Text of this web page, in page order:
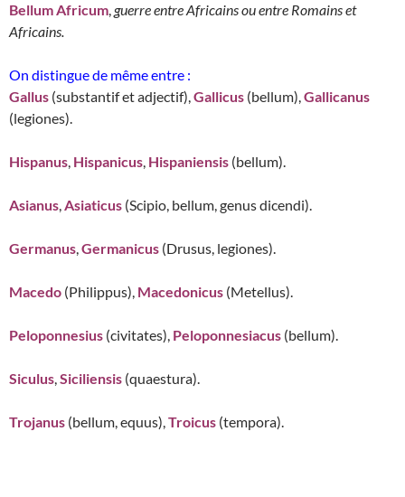
Bellum Africum, guerre entre Africains ou entre Romains et
Africains.
On distingue de même entre :
Gallus (substantif et adjectif),Gallicus (bellum),Gallicanus
(legiones).
Hispanus, Hispanicus, Hispaniensis (bellum).
Asianus,Asiaticus (Scipio, bellum, genus dicendi).
Germanus,Germanicus (Drusus, legiones).
Macedo (Philippus), Macedonicus (Metellus).
Peloponnesius (civitates), Peloponnesiacus (bellum).
Siculus,Siciliensis (quaestura).
Trojanus (bellum, equus),Troicus (tempora).